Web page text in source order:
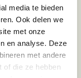
media te bieden
Ook delen we
met onze
en analyse. Deze
met andere
of die ze hebben